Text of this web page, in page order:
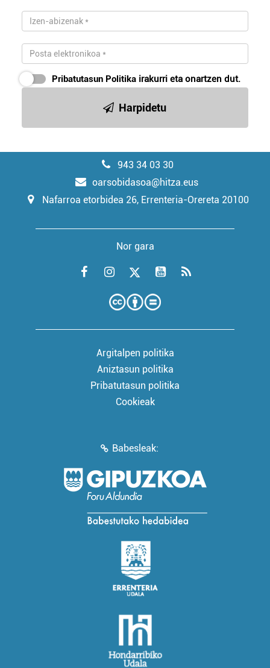
Pribatutasun Politika irakurri eta onartzen dut.
Harpidetu
943 34 03 30
oarsobidasoa@hitza.eus
Nafarroa etorbidea 26, Errenteria-Orereta 20100
Nor gara
Argitalpen politika
Aniztasun politika
Pribatutasun politika
Cookieak
Babesleak: